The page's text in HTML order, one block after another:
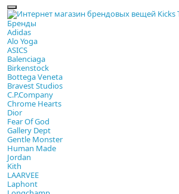
Бренды
Adidas
Alo Yoga
ASICS
Balenciaga
Birkenstock
Bottega Veneta
Bravest Studios
C.P.Company
Chrome Hearts
Dior
Fear Of God
Gallery Dept
Gentle Monster
Human Made
Jordan
Kith
LAARVEE
Laphont